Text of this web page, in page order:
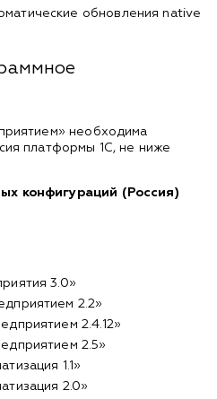
обновления native
необходима
платформы 1С, не ниже
конфигураций (Россия)
3.0»
2.2»
2.4.12»
2.5»
1.1»
2.0»